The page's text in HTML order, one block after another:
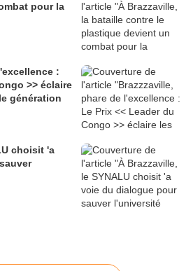
pour la
:
>> éclaire
génération
choisit 'a